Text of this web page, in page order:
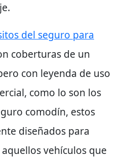
del seguro para
coberturas de un
con leyenda de uso
como lo son los
comodín, estos
diseñados para
vehículos que